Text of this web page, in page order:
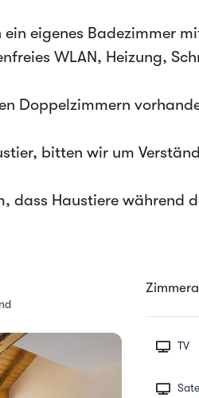
eigenes Badezimmer
WLAN, Heizung,
Doppelzimmern
bitten wir um
dass Haustiere
TV